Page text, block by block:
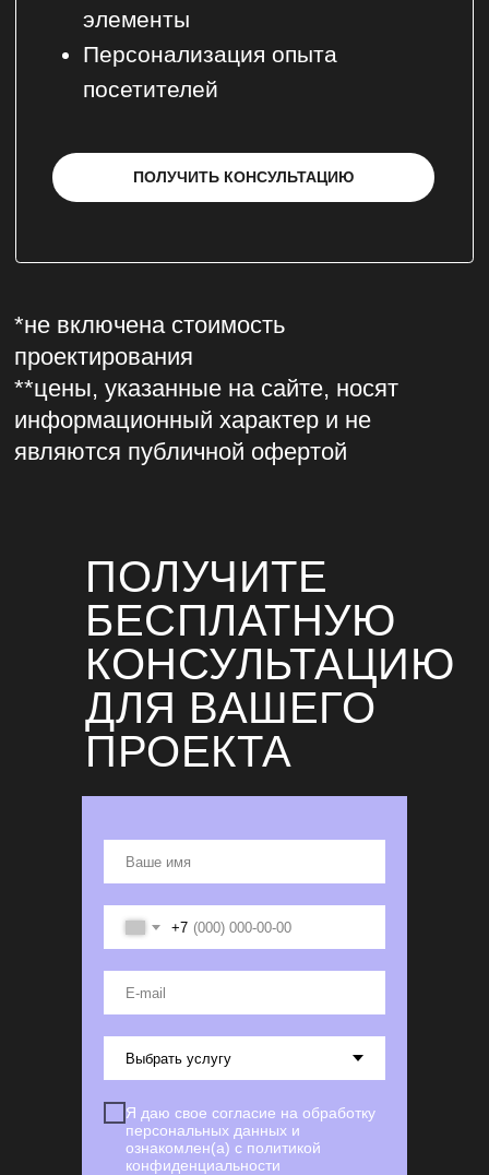
Ваше имя
+7
E-mail
Я даю свое согласие на обработку
персональных данных и
ознакомлен(а) с политикой
конфиденциальности
ПОЛУЧИТЕ
БЕСПЛАТНУЮ
КОНСУЛЬТАЦИЮ
ДЛЯ ВАШЕГО
ПРОЕКТА
НАПИСАТЬ В TELEGRAM
ОСТАВИТЬ ЗАЯВКУ НА ПРОЕКТ
МУЗЕИ ПОД КЛЮЧ
МУЛЬТИМЕДИЙНЫЕ РЕШЕНИЯ
ВЫСТАВОЧНЫЕ ПРОСТРАНСТВА
БЛОГ
КОНТАКТЫ
ПРЕЗЕНТАЦИЯ
ШОУРИЛ
+7 (495) 419-00-75
HELLO@VISUALS.RU
СМИ О НАС
Шоурум: Москва, Дербеневская набережная,
По вопросам сотрудничества и рекламы:
PR@VISUALS.RU
ХОЧУ В КОМАНДУ